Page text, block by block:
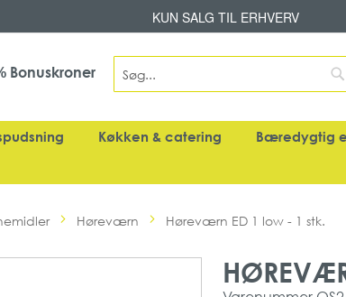
Skip
to
Content
KUN SALG TIL ERHVERV
Search
Bonuskroner
Køkken & catering Bæredygtig
Høreværn Høreværn ED 1 low - 1 stk.